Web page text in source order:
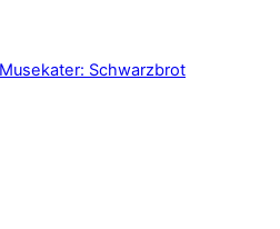
Musekater: Schwarzbrot